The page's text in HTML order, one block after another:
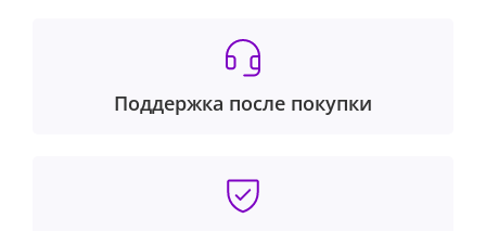
Поддержка после покупки